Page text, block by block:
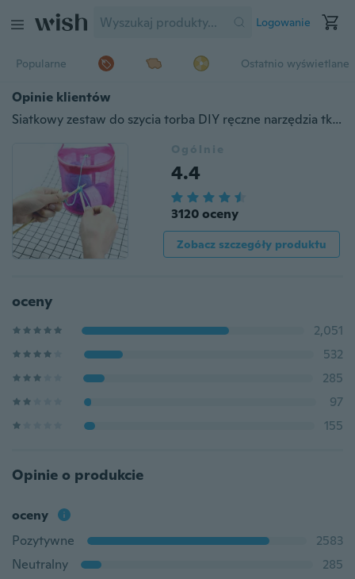
Logowanie
Popularne Ostatnio wyświetlane
Opinie klientów
Siatkowy zestaw do szycia torba DIY ręczne narzędzia tkackie Organizer pusta torba z przędzy szydełkowej przechowywanie nici uchwyt siatkowy
Ogólnie
4.4
3120 oceny
Zobacz szczegóły produktu
oceny
2,051
532
285
97
155
Opinie o produkcie
oceny
Pozytywne
2583
Neutralny
285